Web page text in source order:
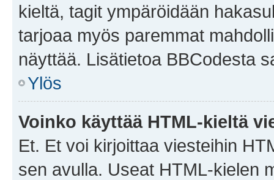
kieltä, tagit ympäröidään
tarjoaa myös paremmat
näyttää. Lisätietoa BBCodesta
Ylös
Voinko käyttää HTML-kieltä
Et. Et voi kirjoittaa viesteihin
sen avulla. Useat HTML-kielen